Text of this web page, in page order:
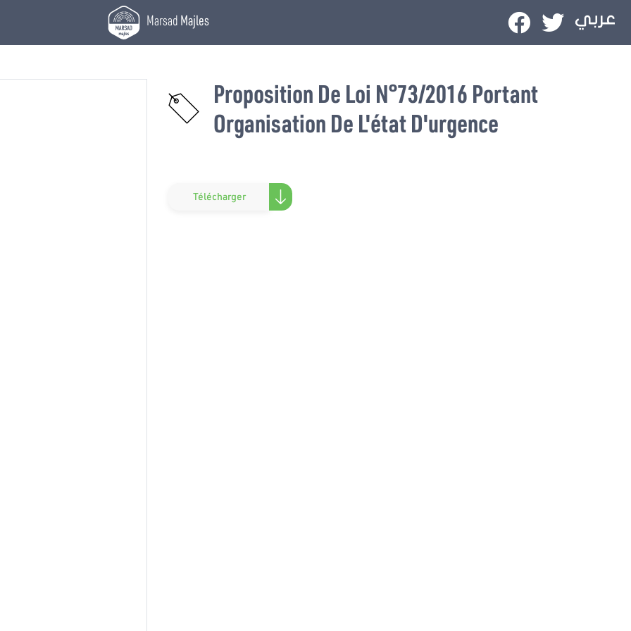
MarsadMajles
Proposition De Loi N°73/2016 Portant
Organisation De L'état D'urgence
Télécharger